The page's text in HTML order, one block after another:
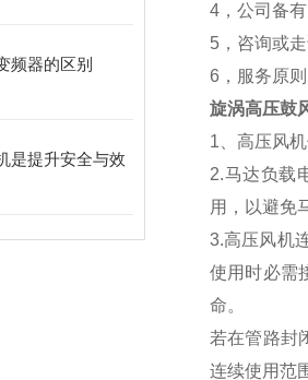
频器的区别
是提升安全与效
4，公司备
5，咨询或
6，服务原
旋涡高压鼓
1、高压风
2.马达负载
用，以避免
3.高压风机
使用时必需
命。
若在管路封
连续使用范